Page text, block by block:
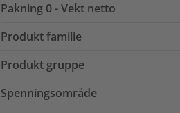
Pakning 0 - Vekt netto
Produkt familie
Produkt gruppe
Spenningsområde